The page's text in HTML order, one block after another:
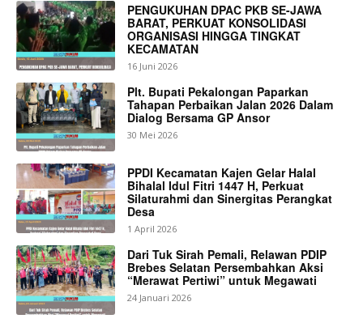
PENGUKUHAN DPAC PKB SE-JAWA
BARAT, PERKUAT KONSOLIDASI
ORGANISASI HINGGA TINGKAT
KECAMATAN
16 Juni 2026
Plt. Bupati Pekalongan Paparkan
Tahapan Perbaikan Jalan 2026 Dalam
Dialog Bersama GP Ansor
30 Mei 2026
PPDI Kecamatan Kajen Gelar Halal
Bihalal Idul Fitri 1447 H, Perkuat
Silaturahmi dan Sinergitas Perangkat
Desa
1 April 2026
Dari Tuk Sirah Pemali, Relawan PDIP
Brebes Selatan Persembahkan Aksi
“Merawat Pertiwi” untuk Megawati
24 Januari 2026